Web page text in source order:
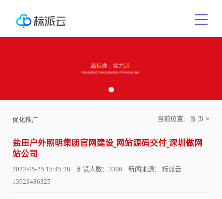
优化推广 当前位置： 首 页 >
盐田户外照明集团官网建设_网站源码交付_深圳做网
站公司
2022-05-25 15:45:28 浏览人数：3306 新闻来源： 标派云
13923486325